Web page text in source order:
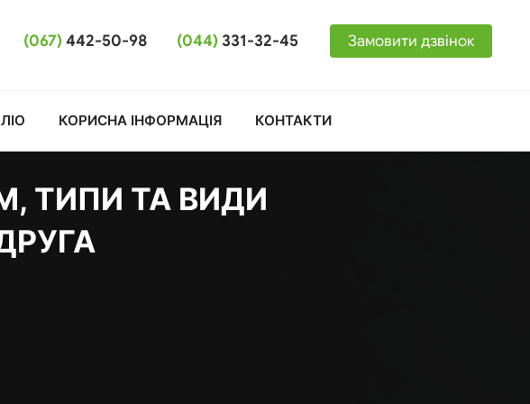
Замовити дзвінок
(044) 331-32-45
(067) 442-50-98
КОРИСНА ІНФОРМАЦІЯ КОНТАКТИ
ТИПИ ТА ВИДИ